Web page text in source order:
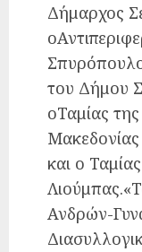
Δήμαρχος
του Δήμου
οΤαμίας
και ο
Ανδρών-